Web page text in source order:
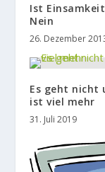
Ist
Nein
26. Dezember
Es geht nicht
ist viel mehr
31. Juli 2019